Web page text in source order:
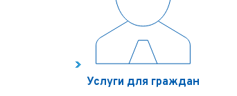
Услуги для граждан